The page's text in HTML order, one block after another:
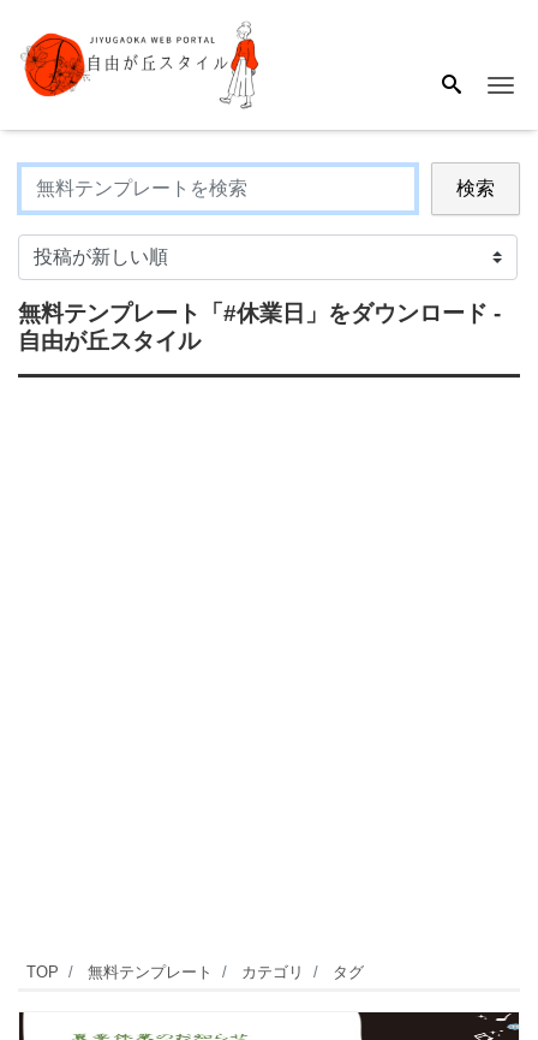
検索
無料テンプレート 「#休業日」 をダウンロード -
自由が丘スタイル
TOP 無料テンプレート カテゴリ タグ